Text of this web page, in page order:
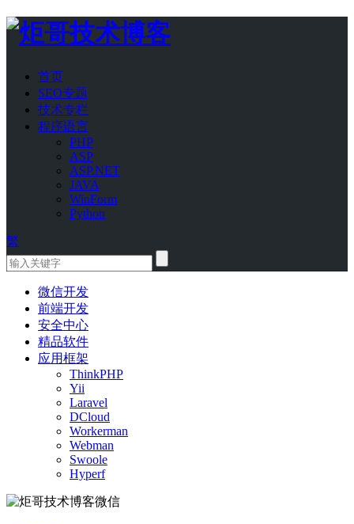
首页
SEO专题
技术专栏
程序语言
PHP
ASP
ASP.NET
JAVA
WinForm
Python
繁
微信开发
前端开发
安全中心
精品软件
应用框架
ThinkPHP
Yii
Laravel
DCloud
Workerman
Webman
Swoole
Hyperf